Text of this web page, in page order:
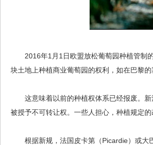
2016年1月1日欧盟放松葡萄园种植管制的
块土地上种植商业葡萄园的权利，如在巴黎的
这意味着以前的种植权体系已经报废。新
被授予不可转让权。一些人担心，种植规定
根据新规，法国皮卡第（Picardie）或大